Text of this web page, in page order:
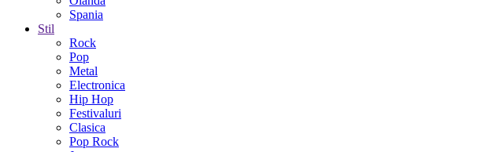
Spania
Stil
Rock
Pop
Metal
Electronica
Hip Hop
Festivaluri
Clasica
Pop Rock